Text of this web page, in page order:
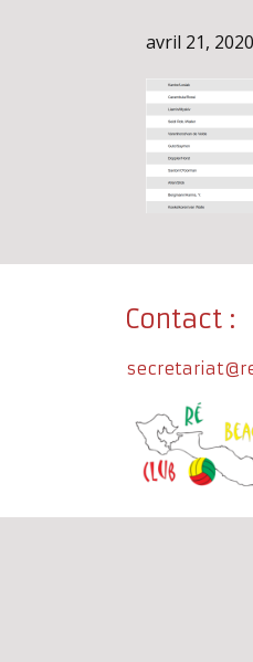
avril 21, 2020
Contact :